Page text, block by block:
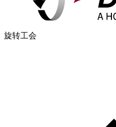
旋转工会